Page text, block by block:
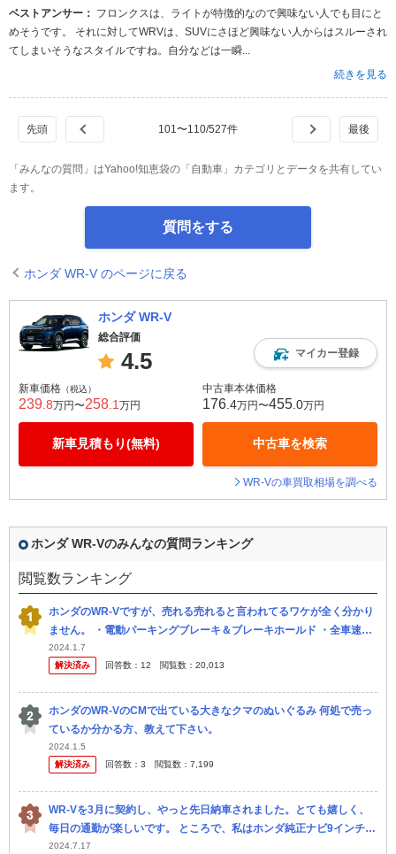
ベストアンサー：
めそうです。 それに対してWRVは、SUVにさほど興味ない人からはスルーされ
てしまいそうなスタイルですね。自分などは一瞬...
続きを見る
101 〜110/527件
「みんなの質問」はYahoo!知恵袋の「自動車」カテゴリとデータを共有してい
ます。
質問をする
ホンダ WR-V のページに戻る
ホンダ WR-V
総合評価
4.5 マイカー登録
新車価格 （税込）
239 .8万円〜258 .1 万円
新車見積もり(無料)
中古車本体価格
176 .4万円〜455 .0万円
中古車を検索
WR-Vの車買取相場を調べる
ホンダ WR-Vのみんなの質問ランキング
閲覧数ランキング
ホンダのWR-Vですが、売れる売れると言われてるワケが全く分かり
ません。 ・電動パーキングブレーキ＆ブレーキホールド ・全車速対
応ACC ・ブラインドスポットモニター 最近では普通車なら当然レ
ベ...
2024.1.7
解決済み
回答数： 12 閲覧数： 20,013
ホンダのWR-VのCMで出ている大きなクマのぬいぐるみ 何処で売っ
ているか分かる方、教えて下さい。
2024.1.5
解決済み
回答数： 3 閲覧数： 7,199
WR-Vを3月に契約し、やっと先日納車されました。とても嬉しく、
毎日の通勤が楽しいです。 ところで、私はホンダ純正ナビ9インチを
ディーラーオプションで付けましたが、やはり以前の車でDVDがつ
2024.7.17